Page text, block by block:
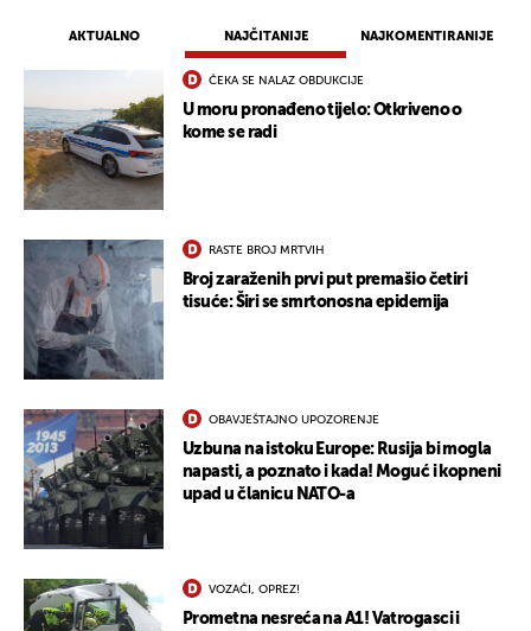
AKTUALNO NAJČITANIJE NAJKOMENTIRANIJE
ČEKA SE NALAZ OBDUKCIJE
U moru pronađeno tijelo: Otkriveno o
kome se radi
RASTE BROJ MRTVIH
Broj zaraženih prvi put premašio četiri
tisuće: Širi se smrtonosna epidemija
OBAVJEŠTAJNO UPOZORENJE
Uzbuna na istoku Europe: Rusija bi mogla
napasti, a poznato i kada! Moguć i kopneni
upad u članicu NATO-a
VOZAČI, OPREZ!
Prometna nesreća na A1! Vatrogasci i
UKLJUČITE NOTIFIKACIJE